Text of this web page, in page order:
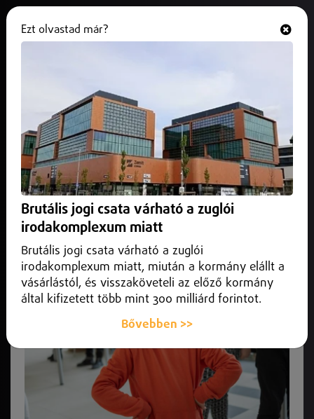
Speciális nevelési igényű
gyerekeknek szervezett
élményprogramot a Debreceni
Egyetem
2026. február 05.Debrecen
A Különleges Akadémia szakmai vezetője pedig úgy
fogalmazott: az ilyen alkalmak egyszerre kelthetnek
érdeklődést a mérnöki tudás iránt, és erősíthetik a
közösséget.
Ezt olvastad már?
Brutális jogi csata várható a zuglói
irodakomplexum miatt
Brutális jogi csata várható a zuglói
irodakomplexum miatt, miután a kormány elállt a
vásárlástól, és visszaköveteli az előző kormány
által kifizetett több mint 300 milliárd forintot.
Bővebben >>